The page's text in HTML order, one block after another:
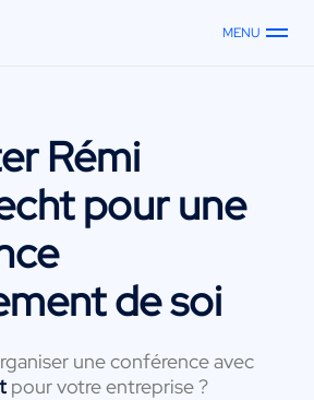
MENU
Rémi
pour une
de soi
une conférence avec
pour votre entreprise ?